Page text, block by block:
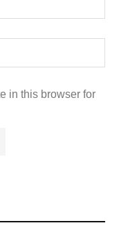
in this browser for